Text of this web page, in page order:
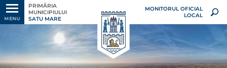
MENU
PRIMĂRIA
MUNICIPIULUI
SATU MARE
MONITORUL OFICIAL
LOCAL